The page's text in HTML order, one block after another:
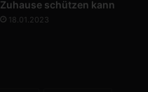
Zuhause schützen kann
18.01.2023